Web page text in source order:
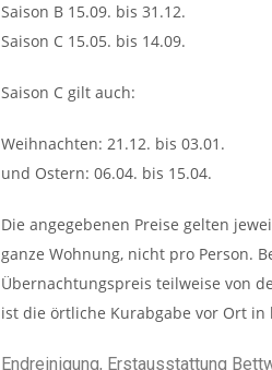
Saison B 15.09. bis 31.12.
Saison C 15.05. bis 14.09.
Saison C gilt auch:
Weihnachten: 21.12. bis 03.01.
und Ostern: 06.04. bis 15.04.
Die angegebenen Preise gelten
ganze Wohnung, nicht pro Person.
Übernachtungspreis teilweise von
ist die örtliche Kurabgabe vor Ort
Endreinigung, Erstausstattung